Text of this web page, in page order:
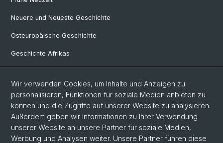
Neuere und Neueste Geschichte
Osteuropäische Geschichte
Geschichte Afrikas
Social Media
Linkedin
Bluesky
Wir verwenden Cookies, um Inhalte und Anzeigen zu
personalisieren, Funktionen für soziale Medien anbieten zu
können und die Zugriffe auf unserer Website zu analysieren.
Außerdem geben wir Informationen zu Ihrer Verwendung
unserer Website an unsere Partner für soziale Medien,
Werbung und Analysen weiter. Unsere Partner führen diese